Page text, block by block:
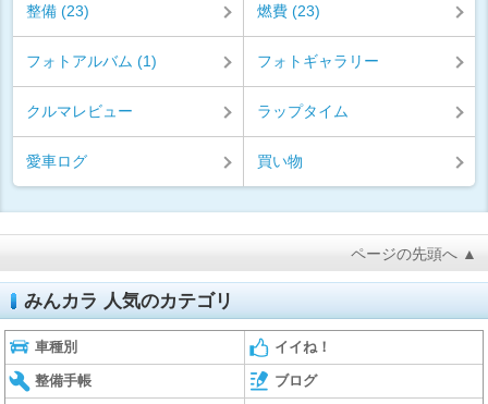
整備 (23) 燃費 (23)
フォトアルバム (1) フォトギャラリー
クルマレビュー ラップタイム
愛車ログ 買い物
ページの先頭へ ▲
みんカラ 人気のカテゴリ
車種別 イイね！
整備手帳 ブログ